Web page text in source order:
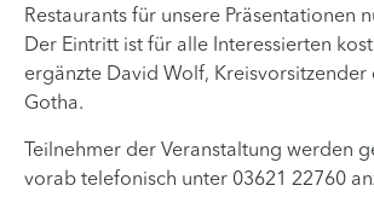
Restaurants für unsere Präsentationen
Der Eintritt ist für alle Interessierten
ergänzte David Wolf, Kreisvorsitzender
Gotha.
Teilnehmer der Veranstaltung werden
vorab telefonisch unter 03621 22760